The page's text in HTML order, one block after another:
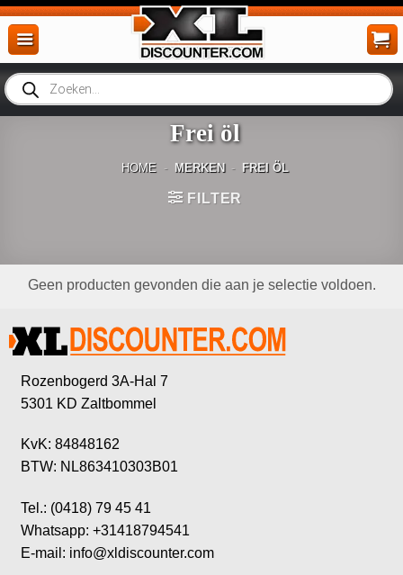
Ga
naar
inhoud
Producten
zoeken
Frei öl
HOME - MERKEN - FREI ÖL
FILTER
Geen producten gevonden die aan je selectie voldoen.
Rozenbogerd 3A-Hal 7
5301 KD Zaltbommel
KvK: 84848162
BTW: NL863410303B01
Tel.: (0418) 79 45 41
Whatsapp: +31418794541
E-mail: info@xldiscounter.com